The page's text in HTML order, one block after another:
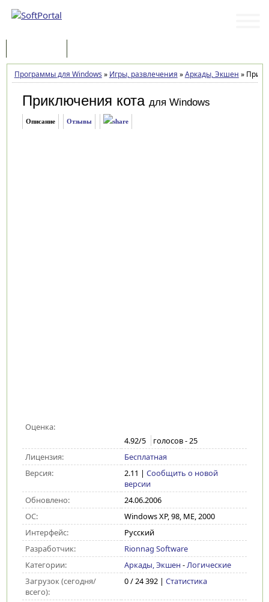
Программы для Windows » Игры, развлечения »Аркады, Экшен »
Приключения кота для Windows
Описание Отзывы
Оценка:
4.92/5 голосов -25
Лицензия:
Бесплатная
Версия:
2.11 | Сообщить о новой
версии
Обновлено:
24.06.2006
ОС:
Windows XP, 98, ME, 2000
Интерфейс:
Русский
Разработчик:
Rionnag Software
Категории:
Аркады, Экшен -Логические
Загрузок (сегодня/
всего):
0 / 24 392 | Статистика